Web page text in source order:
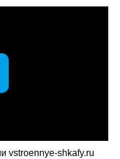
vstroennye-shkafy.ru